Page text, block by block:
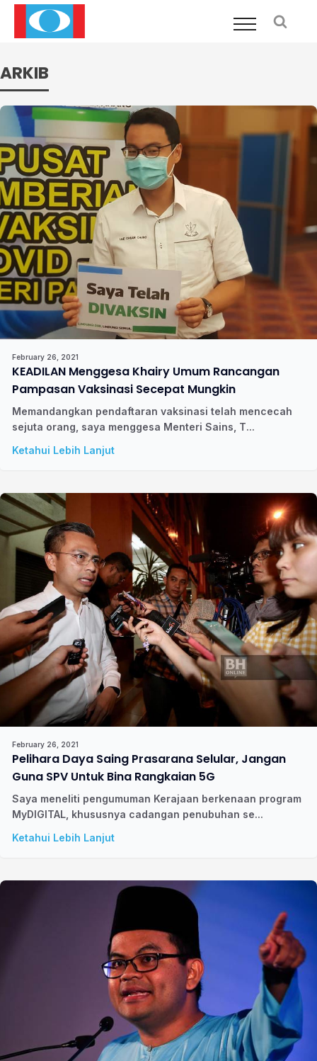
ARKIB
February 26, 2021
KEADILAN Menggesa Khairy Umum Rancangan
Pampasan Vaksinasi Secepat Mungkin
Memandangkan pendaftaran vaksinasi telah mencecah
sejuta orang, saya menggesa Menteri Sains, T...
Ketahui Lebih Lanjut
February 26, 2021
Pelihara Daya Saing Prasarana Selular, Jangan
Guna SPV Untuk Bina Rangkaian 5G
Saya meneliti pengumuman Kerajaan berkenaan program
MyDIGITAL, khususnya cadangan penubuhan se...
Ketahui Lebih Lanjut